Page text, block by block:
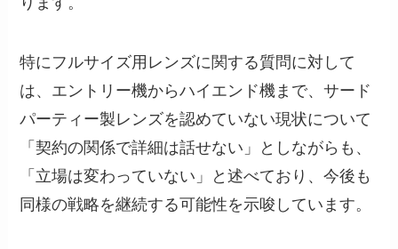
特にフルサイズ用レンズに関する質問に対して
は、エントリー機からハイエンド機まで、サード
パーティー製レンズを認めていない現状について
「契約の関係で詳細は話せない」としながらも、
「立場は変わっていない」と述べており、今後も
同様の戦略を継続する可能性を示唆しています。